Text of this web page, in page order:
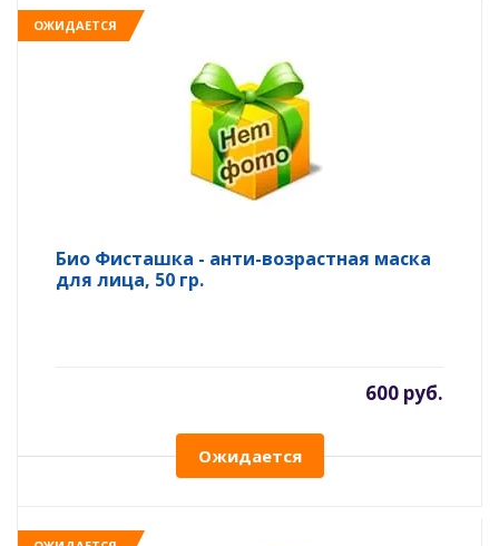
ОЖИДАЕТСЯ
Био Фисташка - анти-возрастная маска
для лица, 50 гр.
600 руб.
Ожидается